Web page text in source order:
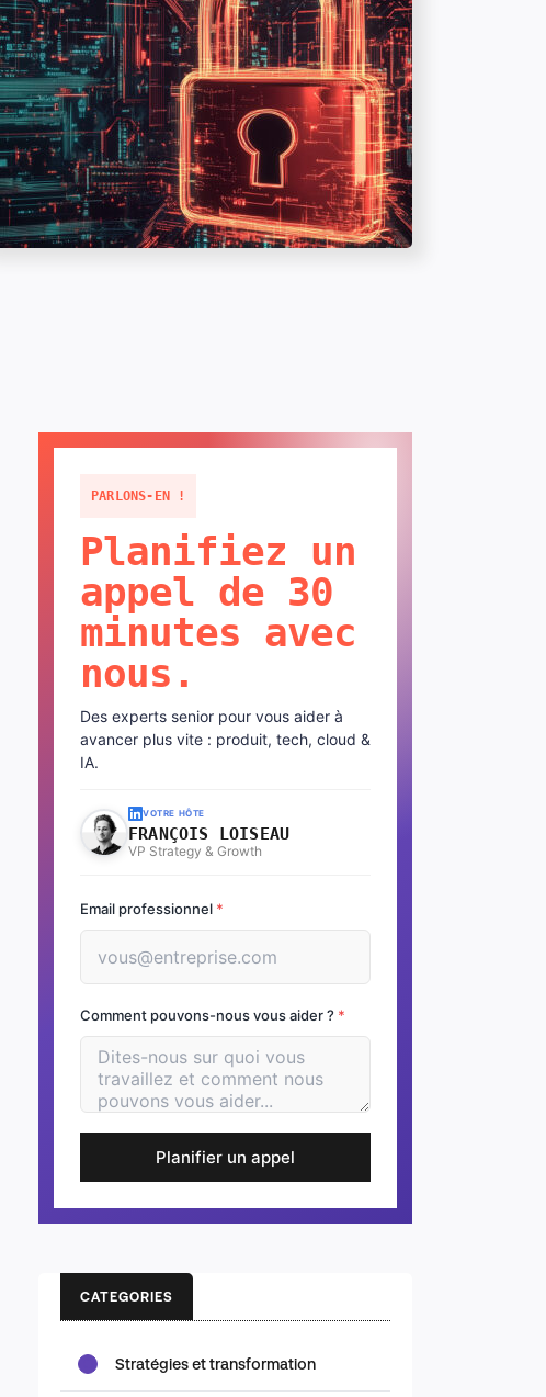
PARLONS-EN !
Planifiez un
appel de 30
minutes avec
nous.
Des experts senior pour vous aider à
avancer plus vite : produit, tech, cloud &
IA.
VOTRE HÔTE
FRANÇOIS LOISEAU
VP Strategy & Growth
Email professionnel *
Comment pouvons-nous vous aider ? *
Planifier un appel
CATEGORIES
Stratégies et transformation